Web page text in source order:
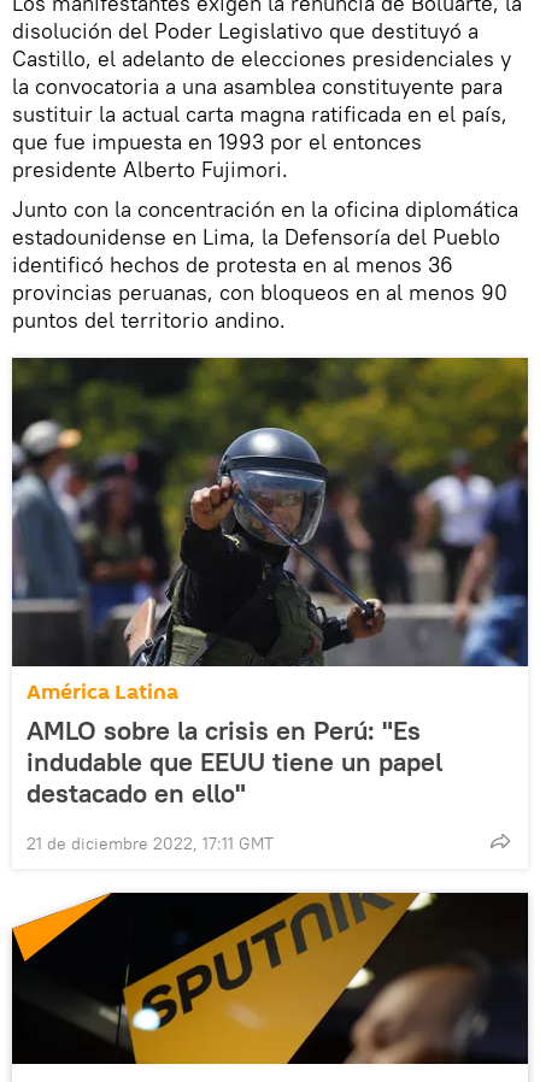
disolución del Poder Legislativo que destituyó a
Castillo, el adelanto de elecciones presidenciales y
la convocatoria a una asamblea constituyente para
sustituir la actual carta magna ratificada en el país,
que fue impuesta en 1993 por el entonces
presidente Alberto Fujimori.
Junto con la concentración en la oficina diplomática
estadounidense en Lima, la Defensoría del Pueblo
identificó hechos de protesta en al menos 36
provincias peruanas, con bloqueos en al menos 90
puntos del territorio andino.
América Latina
AMLO sobre la crisis en Perú: "Es
indudable que EEUU tiene un papel
destacado en ello"
21 de diciembre 2022, 17:11 GMT